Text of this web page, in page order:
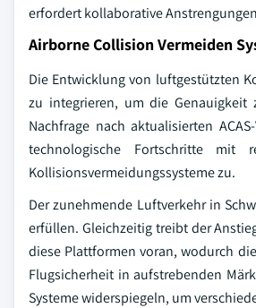
erfordert kollaborative
Airborne Collision Vermeiden
Die Entwicklung von luftgestützten
zu integrieren, um die Genauigkeit
Nachfrage nach aktualisierten
technologische Fortschritte mit
Kollisionsvermeidungssysteme zu.
Der zunehmende Luftverkehr in
erfüllen. Gleichzeitig treibt der
diese Plattformen voran, wodurch
Flugsicherheit in aufstrebenden
Systeme widerspiegeln, um